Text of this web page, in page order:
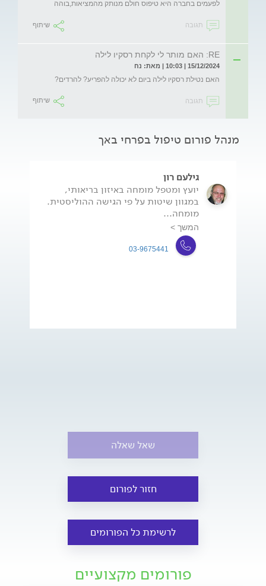
לפעמים בחברה היא טיפוס חולם מנותק מהמציאות,בוהה
תגובה שיתוף
RE: האם מותר לי לקחת רסקיו לילה
15/12/2024 | 10:03 | מאת: נח
האם נטילת רסקיו לילה ביום לא יכולה להפריע? להרדים?
תגובה שיתוף
מנהל פורום טיפול בפרחי באך
גילעם רון
יועץ ומטפל מומחה באיזון בריאותי,
במגוון שיטות על פי הגישה ההוליסטית.
מומחה...
המשך >
03-9675441
שאל שאלה
חזור לפורום
לרשימת כל הפורומים
פורומים מקצועיים